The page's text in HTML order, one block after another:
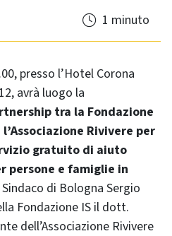
1 minuto
avrà luogo la
tra la Fondazione
Rivivere per
gratuito di aiuto
persone e famiglie in
di Bologna Sergio
Fondazione IS il dott.
dell’Associazione Rivivere